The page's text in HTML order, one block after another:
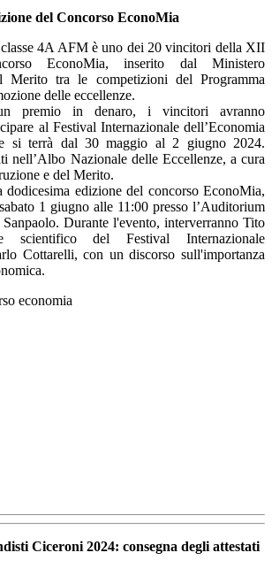
del Concorso EconoMia
4A AFM è uno dei 20 vincitori della XII
EconoMia, inserito dal Ministero
Merito tra le competizioni del Programma
delle eccellenze.
premio in denaro, i vincitori avranno
al Festival Internazionale dell’Economia
si terrà dal 30 maggio al 2 giugno 2024.
nell’Albo Nazionale delle Eccellenze, a cura
e del Merito.
dodicesima edizione del concorso EconoMia,
1 giugno alle 11:00 presso l’Auditorium
Durante l'evento, interverranno Tito
scientifico del Festival Internazionale
Cottarelli, con un discorso sull'importanza
Ciceroni 2024: consegna degli attestati